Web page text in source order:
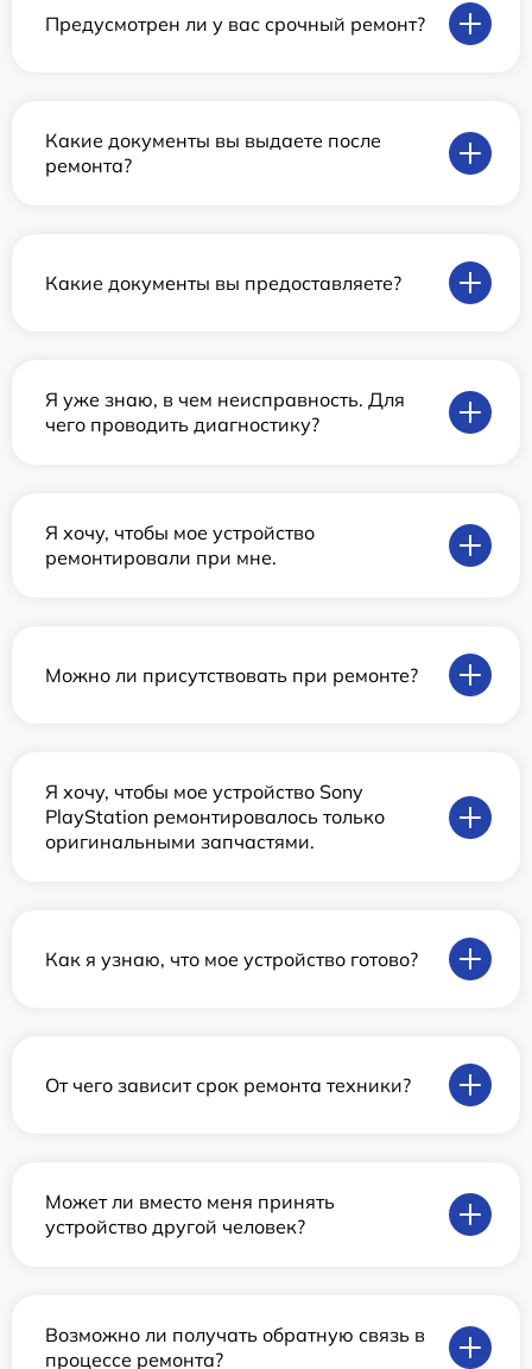
Предусмотрен ли у вас срочный ремонт?
Какие документы вы выдаете после
ремонта?
Какие документы вы предоставляете?
Я уже знаю, в чем неисправность. Для
чего проводить диагностику?
Я хочу, чтобы мое устройство
ремонтировали при мне.
Можно ли присутствовать при ремонте?
Я хочу, чтобы мое устройство Sony
PlayStation ремонтировалось только
оригинальными запчастями.
Как я узнаю, что мое устройство готово?
От чего зависит срок ремонта техники?
Может ли вместо меня принять
устройство другой человек?
Возможно ли получать обратную связь в
процессе ремонта?